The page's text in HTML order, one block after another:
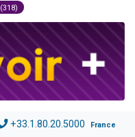
(318)
+33.1.80.20.5000 France